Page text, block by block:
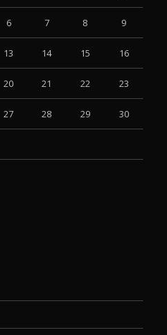
6 7 8 9
13 14 15 16
20 21 22 23
27 28 29 30